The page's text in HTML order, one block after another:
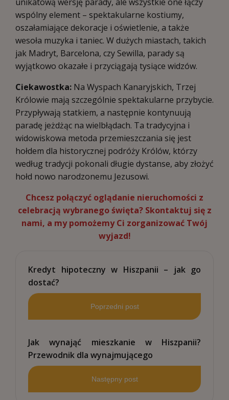
wspólny element – spektakularne kostiumy,
oszałamiające dekoracje i oświetlenie, a także
wesoła muzyka i taniec. W dużych miastach, takich
jak Madryt, Barcelona, czy Sewilla, parady są
wyjątkowo okazałe i przyciągają tysiące widzów.
Ciekawostka: Na Wyspach Kanaryjskich, Trzej
Królowie mają szczególnie spektakularne przybycie.
Przypływają statkiem, a następnie kontynuują
paradę jeżdżąc na wielbłądach. Ta tradycyjna i
widowiskowa metoda przemieszczania się jest
hołdem dla historycznej podróży Królów, którzy
według tradycji pokonali długie dystanse, aby złożyć
hołd nowo narodzonemu Jezusowi.
Chcesz połączyć oglądanie nieruchomości z
celebracją wybranego święta? Skontaktuj się z
nami, a my pomożemy Ci zorganizować Twój
wyjazd!
Kredyt hipoteczny w Hiszpanii – jak go
dostać?
Poprzedni post
Jak wynająć mieszkanie w Hiszpanii?
Przewodnik dla wynajmującego
Następny post